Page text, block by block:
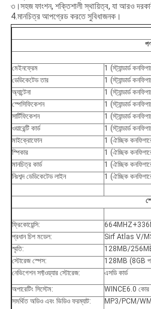
৩।সহজ ফাংশন, শক্তিশালী স্থায়িত্ব, যা আরও
4.মানচিত্র আপগ্রেড করতে সুবিধাজনক।
মেইনফ্রেম
1 (স্ট্যান্ডার্ড
ডেডিকেটেড তার
1 (স্ট্যান্ডার্ড
অ্যান্টেনা
1 (স্ট্যান্ডার্ড
স্পেসিফিকেশন
1 (স্ট্যান্ডার্ড
সার্টিফিকেশন
1 (স্ট্যান্ডার্ড
ওয়ারেন্টি কার্ড
1 (স্ট্যান্ডার্ড
মাইক্রোফোন
1 (ঐচ্ছিক
স্পিকার
1 (ঐচ্ছিক
মানচিত্র কার্ড
1 (ঐচ্ছিক
নিঃশব্দ ডেডিকেটেড লাইন
1 (ঐচ্ছিক
ফ্রিকোয়েন্সি:
প্রধান চিপ মডেল:
Sirf Atlas V/
স্মৃতি:
128MB/
স্টোরেজ স্পেস:
128MB (8GB
নেভিগেশন সফ্টওয়্যার স্টোরেজ:
এসডি কার্ড
অপারেটিং সিস্টেম:
WINCE6.0 কোর
সমর্থিত অডিও এবং ভিডিও ফরম্যাট:
MP3/PCM/